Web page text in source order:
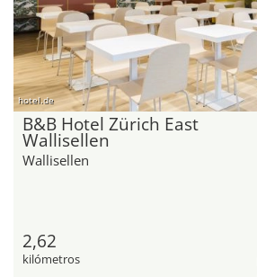
hotel.de
B&B Hotel Zürich East
Wallisellen
Wallisellen
2,62
kilómetros